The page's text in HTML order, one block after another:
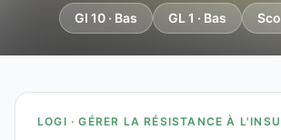
GI 10 · Bas GL 1 · Bas
LOGI · GÉRER LA RÉSISTANCE À